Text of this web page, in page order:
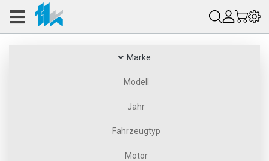
Marke
Modell
Jahr
Fahrzeugtyp
Motor